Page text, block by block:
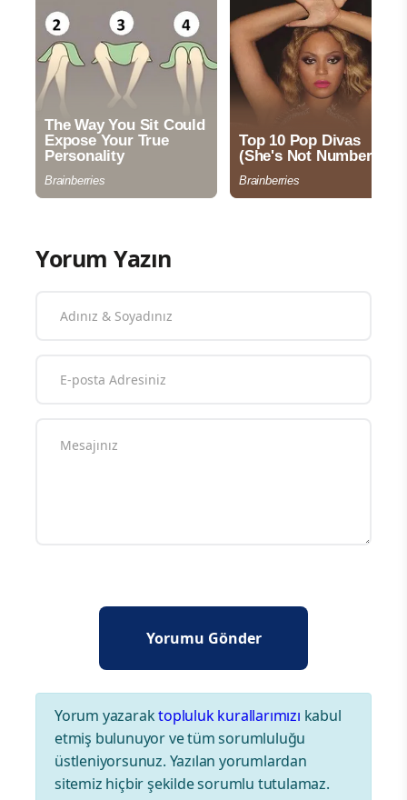
Yorum Yazın
Yorum yazaraktopluluk kurallarımızı kabul
etmiş bulunuyor ve tüm sorumluluğu
üstleniyorsunuz. Yazılan yorumlardan
sitemiz hiçbir şekilde sorumlu tutulamaz.